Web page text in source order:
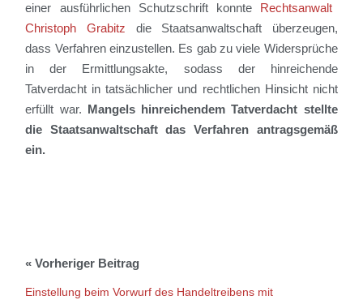
einer ausführlichenSchutzschrift konnte
Rechtsanwalt
Christoph Grabitz
die Staatsanwaltschaft überzeugen,
dass Verfahren einzustellen. Es gab zu viele Widersprüche
in der Ermittlungsakte, sodass der hinreichende
Tatverdacht intatsächlicher und rechtlichen Hinsichtnicht
erfüllt war. Mangels hinreichendem Tatverdacht stellte
die Staatsanwaltschaft das Verfahren antragsgemäß
ein.
Einstellung beim Vorwurf des Handeltreibens mit